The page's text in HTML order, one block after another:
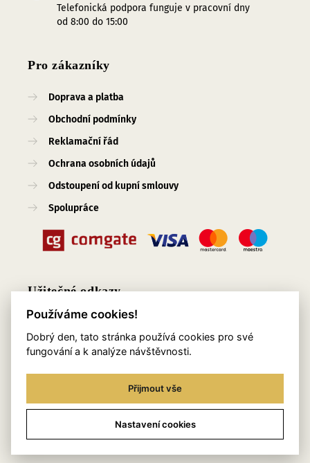
Telefonická podpora funguje v pracovní dny
od 8:00 do 15:00
Pro zákazníky
Doprava a platba
Obchodní podmínky
Reklamační řád
Ochrana osobních údajů
Odstoupení od kupní smlouvy
Spolupráce
Užitečné odkazy
Blog
Věrnostní program
Používáme cookies!
Dobrý den, tato stránka používá cookies pro své
fungování a k analýze návštěvnosti.
Přijmout vše
Nastavení cookies